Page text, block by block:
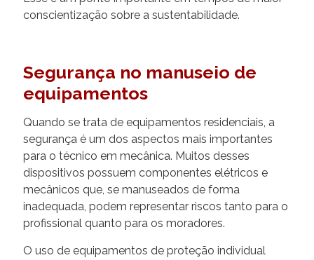
conscientização sobre a sustentabilidade.
Segurança no manuseio de
equipamentos
Quando se trata de equipamentos residenciais, a
segurança é um dos aspectos mais importantes
para o técnico em mecânica. Muitos desses
dispositivos possuem componentes elétricos e
mecânicos que, se manuseados de forma
inadequada, podem representar riscos tanto para o
profissional quanto para os moradores.
O uso de equipamentos de proteção individual